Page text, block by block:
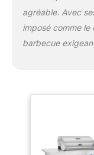
agréable. Avec
imposé comme le
barbecue